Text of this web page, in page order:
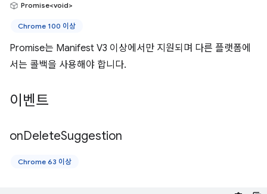
Promise<void>
Chrome 100 이상
Promise는 Manifest V3 이상에서만 지원되며 다른 플랫폼에
서는 콜백을 사용해야 합니다.
이벤트
onDeleteSuggestion
Chrome 63 이상